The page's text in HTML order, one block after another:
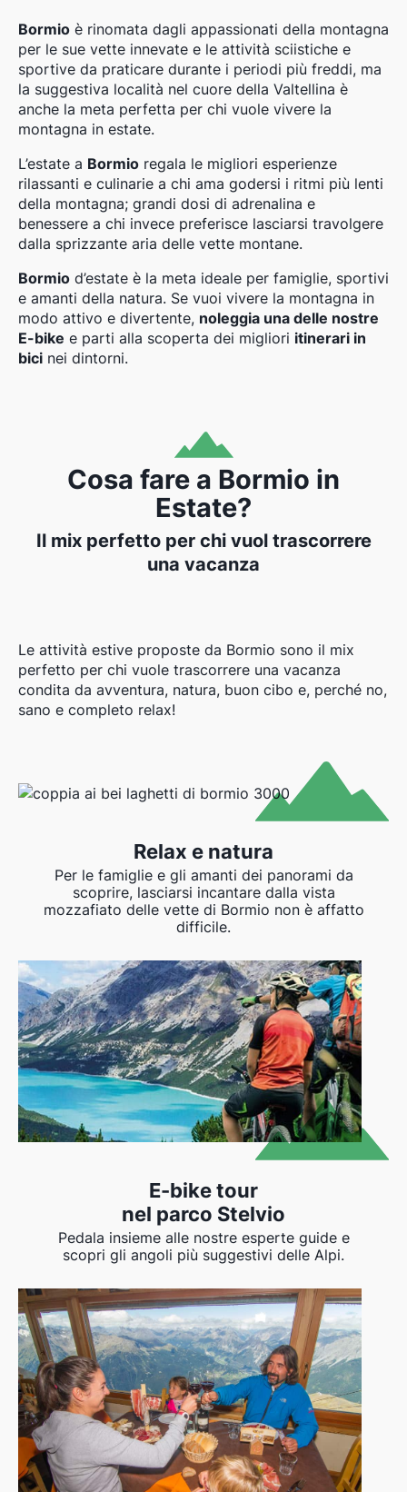
Bormio è rinomata dagli appassionati della montagna
per le sue vette innevate e le attività sciistiche e
sportive da praticare durante i periodi più freddi, ma
la suggestiva località nel cuore della Valtellina è
anche la meta perfetta per chi vuole vivere la
montagna in estate.
L’estate a Bormio regala le migliori esperienze
rilassanti e culinarie a chi ama godersi i ritmi più lenti
della montagna; grandi dosi di adrenalina e
benessere a chi invece preferisce lasciarsi travolgere
dalla sprizzante aria delle vette montane.
Bormio d’estate è la meta ideale per famiglie, sportivi
e amanti della natura. Se vuoi vivere la montagna in
modo attivo e divertente, noleggia una delle nostre
E-bike e parti alla scoperta dei migliori itinerari in
bici nei dintorni.
Cosa fare a Bormio in
Estate?
Il mix perfetto per chi vuol trascorrere
una vacanza
Le attività estive proposte da Bormio sono il mix
perfetto per chi vuole trascorrere una vacanza
condita da avventura, natura, buon cibo e, perché no,
sano e completo relax!
Relax e natura
Per le famiglie e gli amanti dei panorami da
scoprire, lasciarsi incantare dalla vista
mozzafiato delle vette di Bormio non è affatto
difficile.
E-bike tour
nel parco Stelvio
Pedala insieme alle nostre esperte guide e
scopri gli angoli più suggestivi delle Alpi.